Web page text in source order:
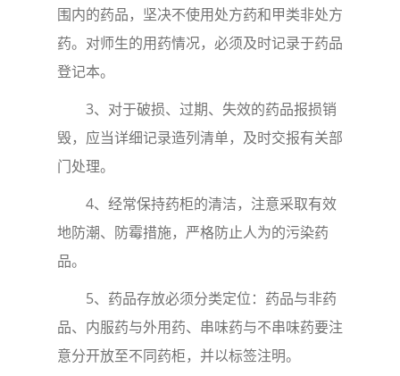
围内的药品，坚决不使用处方药和甲类非处方
药。对师生的用药情况，必须及时记录于药品
登记本。
3、对于破损、过期、失效的药品报损销
毁，应当详细记录造列清单，及时交报有关部
门处理。
4、经常保持药柜的清洁，注意采取有效
地防潮、防霉措施，严格防止人为的污染药
品。
5、药品存放必须分类定位：药品与非药
品、内服药与外用药、串味药与不串味药要注
意分开放至不同药柜，并以标签注明。